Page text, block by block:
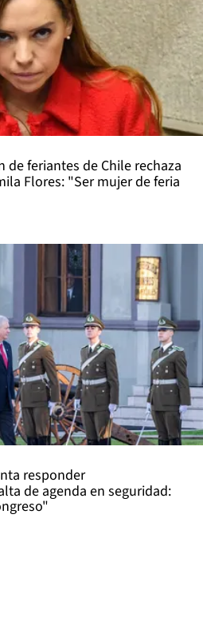
de feriantes de Chile rechaza
Flores: "Ser mujer de feria
responder
de agenda en seguridad: